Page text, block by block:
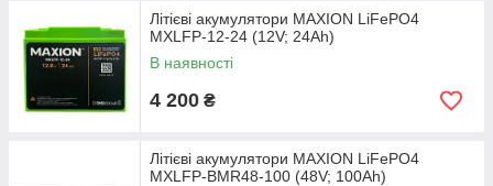
Літієві акумулятори MAXION LiFePO4
MXLFP-12-24 (12V; 24Ah)
В наявності
4 200 ₴
Літієві акумулятори MAXION LiFePO4
MXLFP-BMR48-100 (48V; 100Ah)